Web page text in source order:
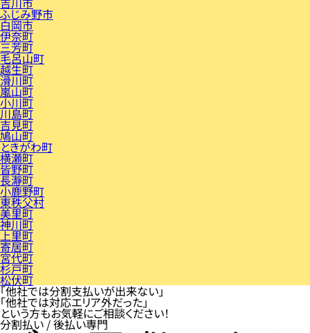
ふじみ野市
白岡市
伊奈町
三芳町
毛呂山町
越生町
滑川町
嵐山町
小川町
川島町
吉見町
鳩山町
ときがわ町
横瀬町
皆野町
長瀞町
小鹿野町
東秩父村
美里町
神川町
上里町
寄居町
宮代町
杉戸町
松伏町
「他社では分割支払いが出来ない」
「他社では対応エリア外だった」
という方もお気軽にご相談ください！
分割払い / 後払い専門